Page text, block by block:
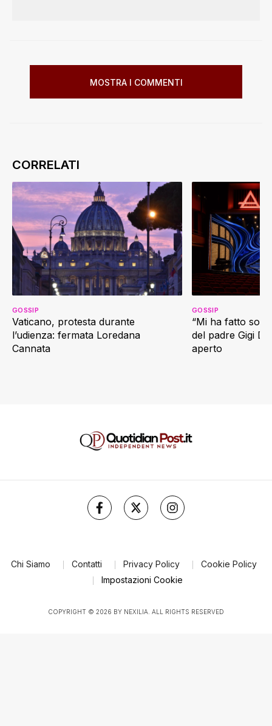
MOSTRA I COMMENTI
Vaticano, protesta durante
l’udienza: fermata Loredana
Cannata
GOSSIP
“Mi ha fatto
del padre Gigi
aperto
GOSSIP
Chi Siamo Contatti Privacy Policy
Cookie Policy
Impostazioni Cookie
COPYRIGHT © 2026 BY NEXILIA. ALL RIGHTS RESERVED